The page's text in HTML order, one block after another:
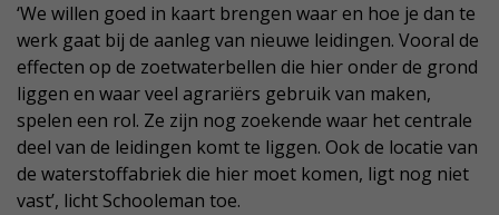
‘We willen goed in kaart brengen waar en hoe je dan te
werk gaat bij de aanleg van nieuwe leidingen. Vooral de
effecten op de zoetwaterbellen die hier onder de grond
liggen en waar veel agrariërs gebruik van maken,
spelen een rol. Ze zijn nog zoekende waar het centrale
deel van de leidingen komt te liggen. Ook de locatie van
de waterstoffabriek die hier moet komen, ligt nog niet
vast’, licht Schooleman toe.